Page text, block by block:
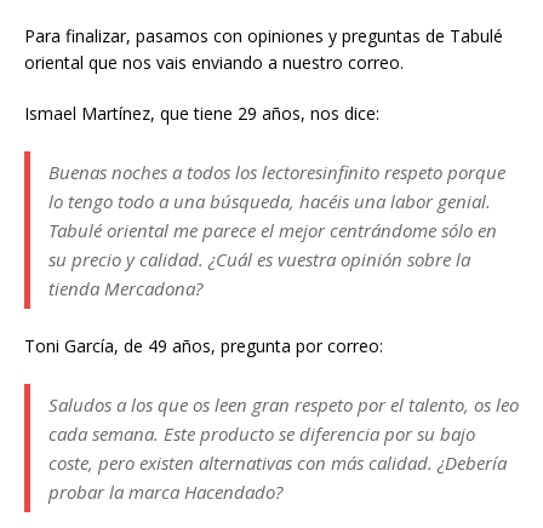
Para finalizar, pasamos con opiniones y preguntas de Tabulé
oriental que nos vais enviando a nuestro correo.
Ismael Martínez, que tiene 29 años, nos dice:
Buenas noches a todos los lectoresinfinito respeto porque
lo tengo todo a una búsqueda, hacéis una labor genial.
Tabulé oriental me parece el mejor centrándome sólo en
su precio y calidad. ¿Cuál es vuestra opinión sobre la
tienda Mercadona?
Toni García, de 49 años, pregunta por correo:
Saludos a los que os leen gran respeto por el talento, os leo
cada semana. Este producto se diferencia por su bajo
coste, pero existen alternativas con más calidad. ¿Debería
probar la marca Hacendado?